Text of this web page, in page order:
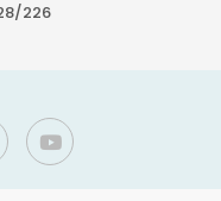
226